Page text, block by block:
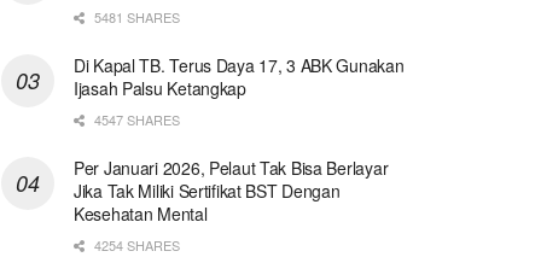
5481 SHARES
Di Kapal TB. Terus Daya 17, 3 ABK Gunakan
Ijasah Palsu Ketangkap
4547 SHARES
Per Januari 2026, Pelaut Tak Bisa Berlayar
Jika Tak Miliki Sertifikat BST Dengan
Kesehatan Mental
4254 SHARES